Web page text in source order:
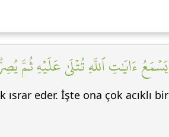
يَسۡمَعُ ءَايَٰتِ ٱللَّهِ تُتۡلَىٰ عَلَيۡهِ ثُمَّ
eder. İşte ona çok acıklı bir